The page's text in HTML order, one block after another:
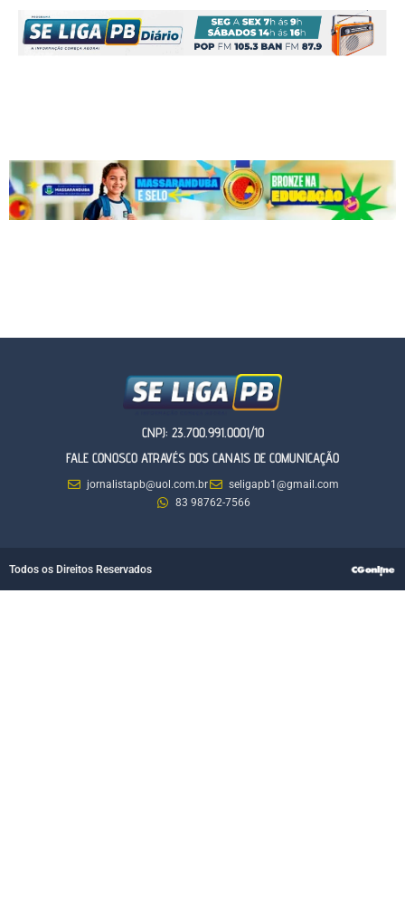
CNPJ: 23.700.991.0001/10
FALE CONOSCO ATRAVÉS DOS CANAIS DE COMUNICAÇÃO
jornalistapb@uol.com.br
seligapb1@gmail.com
83 98762-7566
Todos os Direitos Reservados